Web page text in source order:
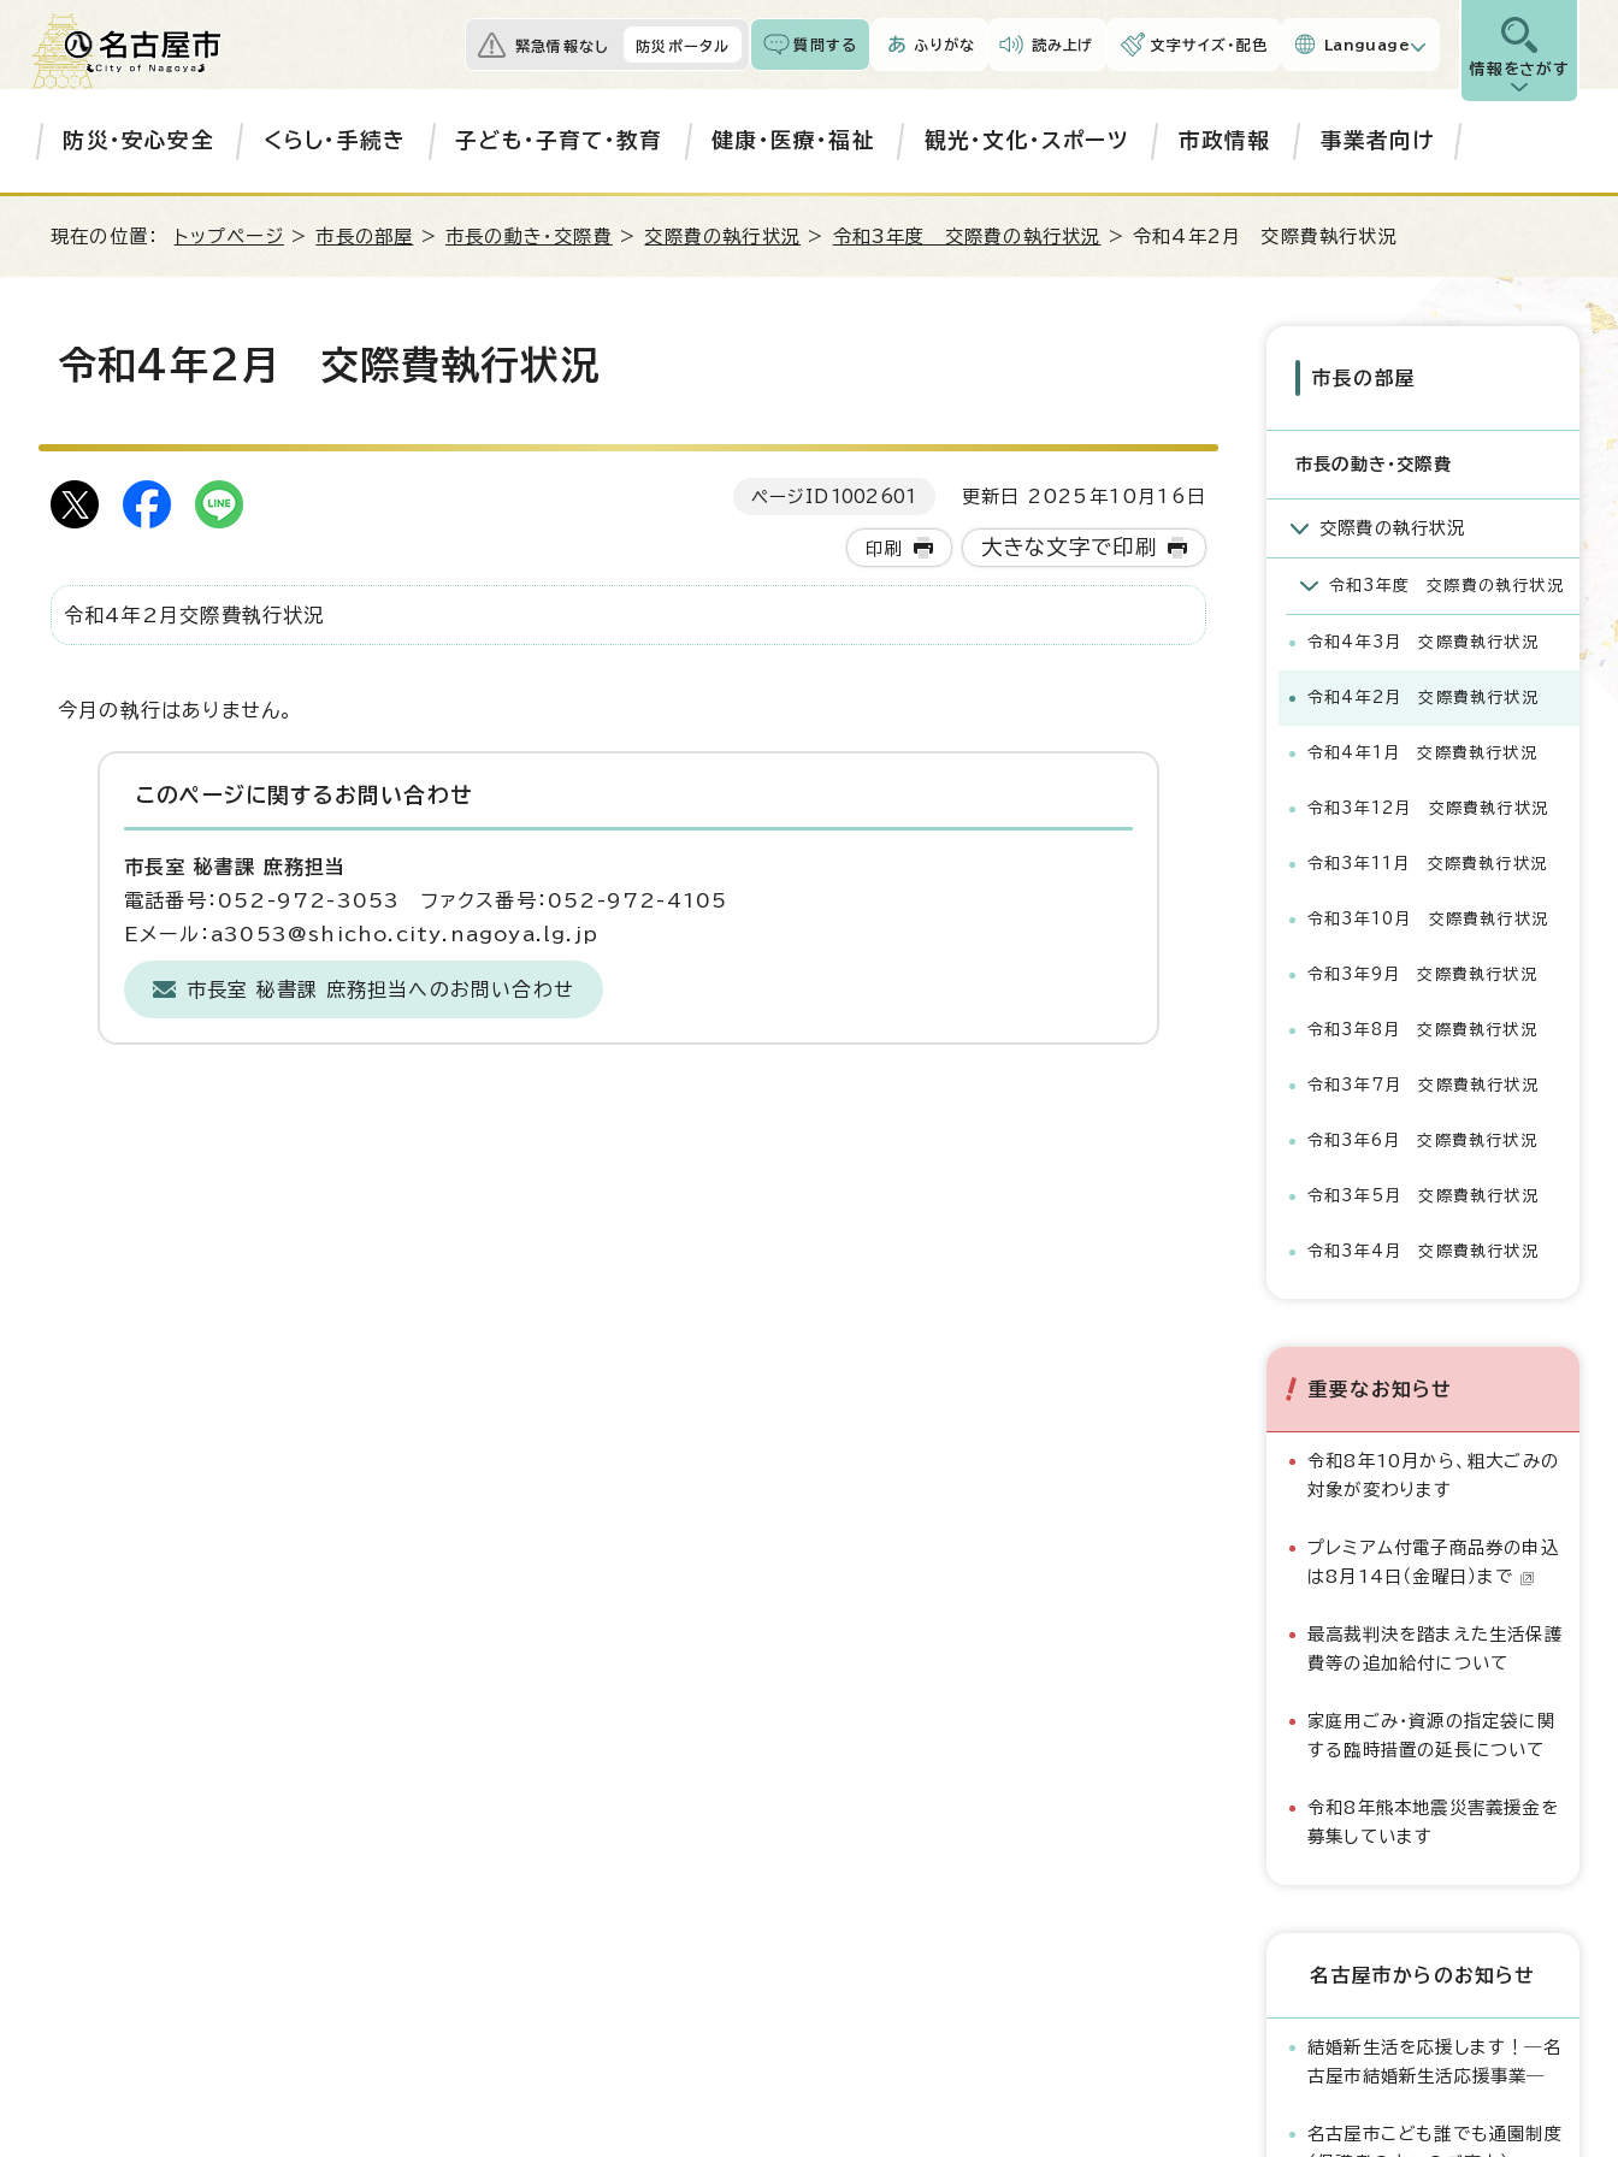
緊急情報なし 防災ポータル 質問する ふりがな 読み上げ 文字サイズ・配色 Language
情報をさがす
防災・安心安全 くらし・手続き 子ども・子育て・教育 健康・医療・福祉 観光・文化・スポーツ 市政情報 事業者向け
現在の位置： トップページ >市長の部屋 >市長の動き・交際費 > 交際費の執行状況 > 令和3年度 交際費の執行状況 > 令和4年2月 交際費執行状況
令和4年2月 交際費執行状況
ページID 1002601 更新日 2025年10月16日
印刷 大きな文字で印刷
令和4年2月交際費執行状況
今月の執行はありません。
このページに関する お問い合わせ
市長室 秘書課 庶務担当
電話番号：052-972-3053 ファクス番号：052-972-4105
Eメール：a3053@shicho.city.nagoya.lg.jp
市長室 秘書課 庶務担当へのお問い合わせ
市長の部屋
市長の動き・交際費
交際費の執行状況
令和3年度 交際費の執行状況
令和4年3月 交際費執行状況
令和4年2月 交際費執行状況
令和4年1月 交際費執行状況
令和3年12月 交際費執行状況
令和3年11月 交際費執行状況
令和3年10月 交際費執行状況
令和3年9月 交際費執行状況
令和3年8月 交際費執行状況
令和3年7月 交際費執行状況
令和3年6月 交際費執行状況
令和3年5月 交際費執行状況
令和3年4月 交際費執行状況
重要なお知らせ
令和8年10月から、粗大ごみの
対象が変わります
プレミアム付電子商品券の申込
は8月14日（金曜日）まで
最高裁判決を踏まえた生活保護
費等の追加給付について
家庭用ごみ・資源の指定袋に関
する臨時措置の延長について
令和8年熊本地震災害義援金を
募集しています
名古屋市からのお知らせ
結婚新生活を応援します！―名
古屋市結婚新生活応援事業―
名古屋市こども誰でも通園制度